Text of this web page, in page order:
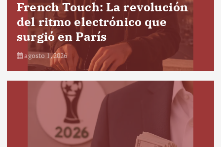
French Touch: La revolución
del ritmo electrónico que
surgió en París
agosto 1, 2026